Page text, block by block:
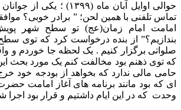
حوالی اوایل آبان ماه
تماس تلفنی با همین لحن؛ ” برادر خوبی؟
امامت امام زمان(عج) تو سطح شهر
بندازیم؟” از بنده درخواست کرد که توی
صلواتی برگزار کنیم . یک لحظه جا خوردم و
که توی ذهنم بود مخالفت کنم یک مورد بحث
حامی مالی ندارد که بخواهد از بودجه خود
ای که بود مانند برنامه های آغاز امامت
وحدت که در این ایام داشتیم و قرار بود اجرا